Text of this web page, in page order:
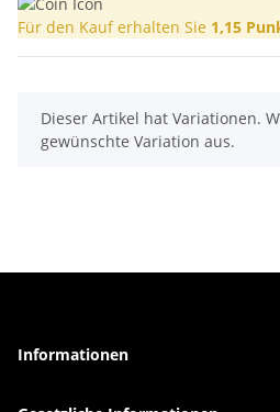
Für den Kauf erhalten Sie 1,15
x
Dieser Artikel hat Variationen.
gewünschte Variation aus.
Informationen